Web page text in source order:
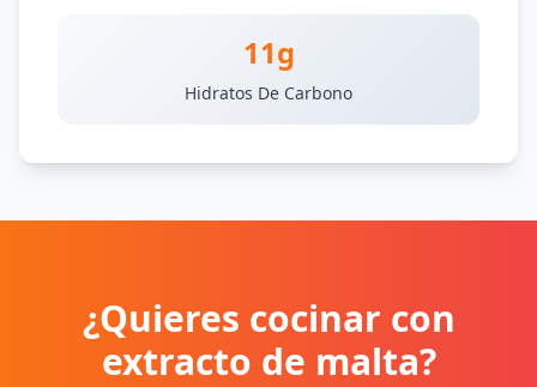
11g
Hidratos De Carbono
¿Quieres cocinar con
extracto de malta?